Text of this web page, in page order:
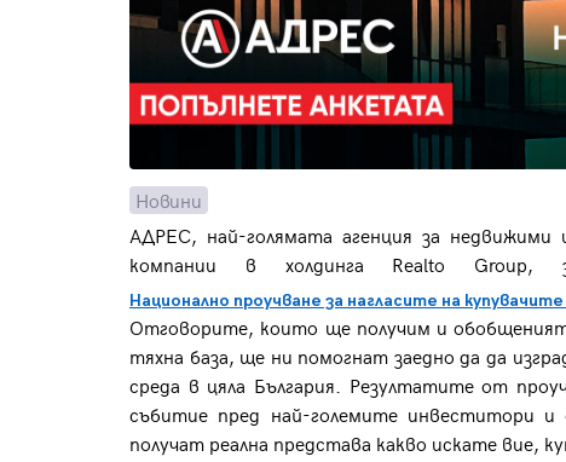
Новини
АДРЕС, най-голямата агенция за
компании в холдинга Realto Group,
Национално проучване за нагласите на
Отговорите, които ще получим и
тяхна база, ще ни помогнат заедно да да
среда в цяла България. Резултатите от
събитие пред най-големите инвеститори
получат реална представа какво искате вие,